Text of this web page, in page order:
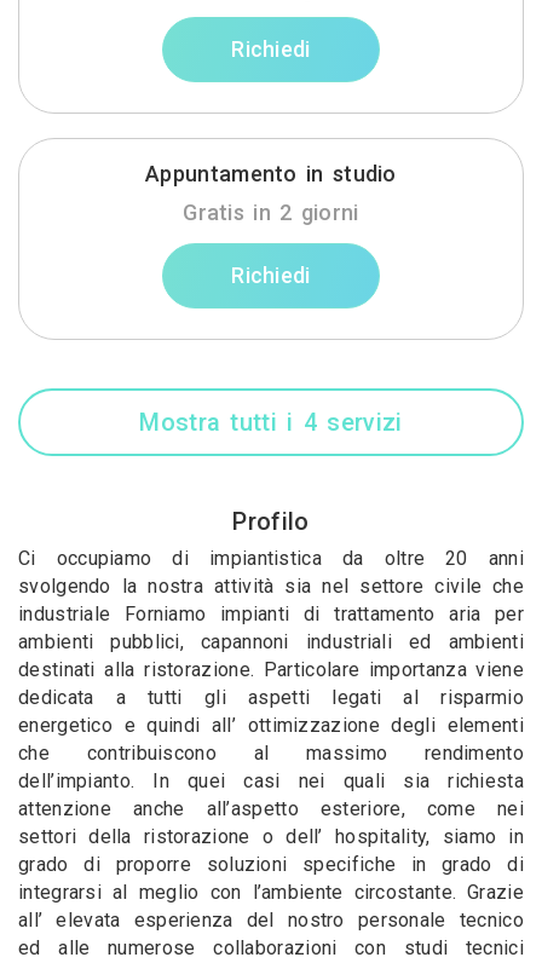
Richiedi
Appuntamento in studio
Gratis in 2 giorni
Richiedi
Mostra tutti i 4 servizi
Profilo
Ci occupiamo di impiantistica da oltre 20 anni
svolgendo la nostra attività sia nel settore civile che
industriale Forniamo impianti di trattamento aria per
ambienti pubblici, capannoni industriali ed ambienti
destinati alla ristorazione. Particolare importanza viene
dedicata a tutti gli aspetti legati al risparmio
energetico e quindi all’ ottimizzazione degli elementi
che contribuiscono al massimo rendimento
dell’impianto. In quei casi nei quali sia richiesta
attenzione anche all’aspetto esteriore, come nei
settori della ristorazione o dell’ hospitality, siamo in
grado di proporre soluzioni specifiche in grado di
integrarsi al meglio con l’ambiente circostante. Grazie
all’ elevata esperienza del nostro personale tecnico
ed alle numerose collaborazioni con studi tecnici